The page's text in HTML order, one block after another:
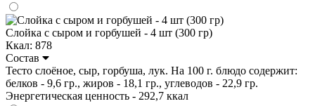
Слойка с сыром и горбушей - 4 шт (300 гр)
Ккал: 878
Состав
Тесто слоёное, сыр, горбуша, лук. На 100 г. блюдо содержит:
белков - 9,6 гр., жиров - 18,1 гр., углеводов - 22,9 гр.
Энергетическая ценность - 292,7 ккал